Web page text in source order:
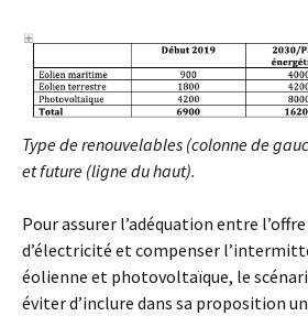
Type de renouvelables (colonne de
et future (ligne du haut).
Pour assurer l’adéquation entre
d’électricité et compenser
éolienne et photovoltaïque, le
éviter d’inclure dans sa proposition